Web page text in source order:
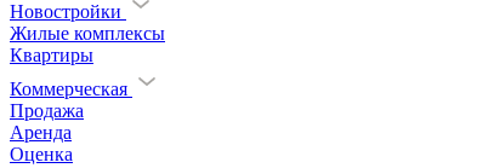
Новостройки
Жилые комплексы
Квартиры
Коммерческая
Продажа
Аренда
Оценка